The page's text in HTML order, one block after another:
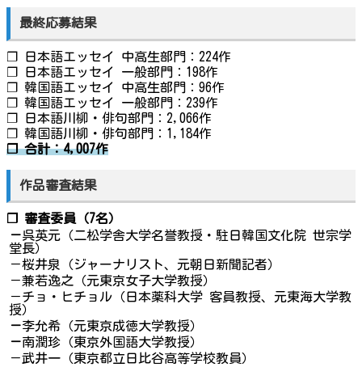
最終応募結果
❐ 日本語エッセイ 中高生部門：224作
❐ 日本語エッセイ 一般部門：198作
❐ 韓国語エッセイ 中高生部門：96作
❐ 韓国語エッセイ 一般部門：239作
❐ 日本語川柳・俳句部門：2,066作
❐ 韓国語川柳・俳句部門：1,184作
❐ 合計：4,007作
作品審査結果
❐ 審査委員（7名）
－呉英元（二松学舎大学名誉教授・駐日韓国文化院 世宗学
堂長）
－桜井泉（ジャーナリスト、元朝日新聞記者）
－兼若逸之（元東京女子大学教授）
－チョ・ヒチョル（日本薬科大学 客員教授、元東海大学教
授）
－李允希（元東京成徳大学教授）
－南潤珍（東京外国語大学教授）
－武井一（東京都立日比谷高等学校教員）